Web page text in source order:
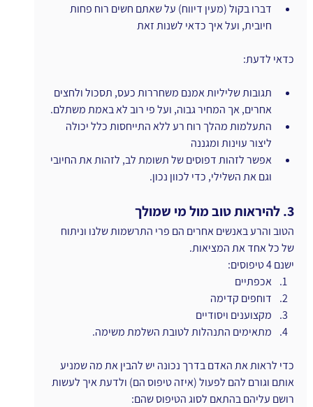
דברו בקול (מעין דיווח) על שאתם חשים רוח פחות
חיובית, ועל איך כדאי לשנות זאת
כדאי לדעת:
תגובות שליליות אמנם משחררות כעס, תסכול ולחצים
אחרים, אך המחיר גבוה, ועל פי רוב לא באמת משתלם.
התעלמות מהלך רוח רע ללא התייחסות כלל יכולה
ליצור עוינות ומגננה
אפשר לזהות דפוסים של תשומת לב, לזהות את החיובי
וגם את השלילי, כדי לכוון נכון.
3. להיראות טוב מול מי שמולך
הטוב והרע באנשים אחרים הם פרי התרשמות שלנו וניתוח
של כל אחד את המציאות.
ישנם 4 טיפוסים:
אכפתיים
דוחפים קדימה
מקצוענים ויסודיים
מתאימים התנהלות לטובת השלמת משימה.
כדי לראות את האדם בדרך נכונה יש להבין את מה שמניע
אותם וגורם להם לפעול (איזה טיפוס הם) ולדעת איך לעשות
רושם עליהם בהתאם לסוג הטיפוס שהם: